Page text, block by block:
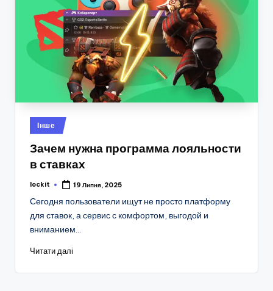
Опубліковано
у
Інше
Зачем нужна программа лояльности
в ставках
Опубліковано
lockit 19 Липня, 2025
Сегодня пользователи ищут не просто платформу
для ставок, а сервис с комфортом, выгодой и
вниманием…
Читати далі